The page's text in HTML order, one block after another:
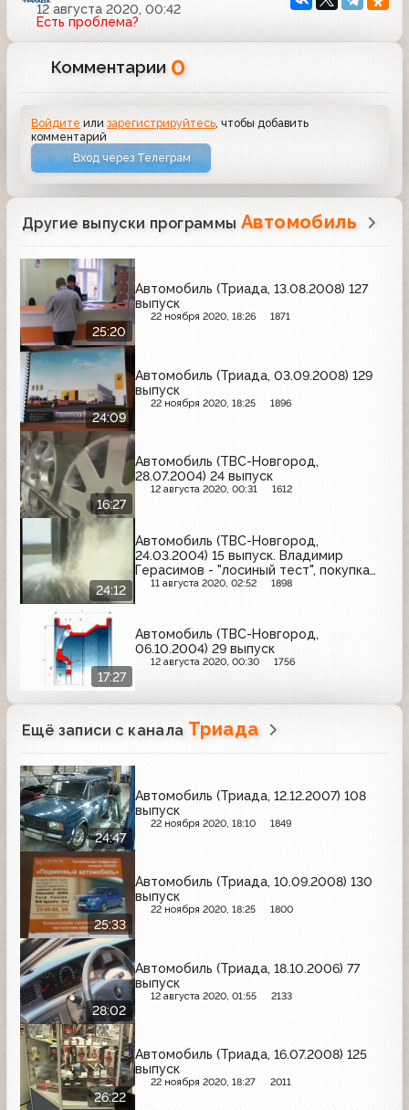
12 августа 2020, 00:42
Есть проблема?
Комментарии 0
Войдите илизарегистрируйтесь , чтобы добавить
комментарий
Вход через Телеграм
Другие выпуски программы Автомобиль
25:20
Автомобиль (Триада, 13.08.2008) 127
выпуск
22 ноября 2020, 18:26 1871
24:09
Автомобиль (Триада, 03.09.2008) 129
выпуск
22 ноября 2020, 18:25 1896
16:27
Автомобиль (ТВС-Новгород,
28.07.2004) 24 выпуск
12 августа 2020, 00:31 1612
24:12
Автомобиль (ТВС-Новгород,
24.03.2004) 15 выпуск. Владимир
Герасимов - "лосиный тест", покупка
отечественной летней резины и
11 августа 2020, 02:52 1898
17:27
Автомобиль (ТВС-Новгород,
06.10.2004) 29 выпуск
12 августа 2020, 00:30 1756
Ещё записи с канала Триада
24:47
Автомобиль (Триада, 12.12.2007) 108
выпуск
22 ноября 2020, 18:10 1849
25:33
Автомобиль (Триада, 10.09.2008) 130
выпуск
22 ноября 2020, 18:25 1800
28:02
Автомобиль (Триада, 18.10.2006) 77
выпуск
12 августа 2020, 01:55 2133
26:22
Автомобиль (Триада, 16.07.2008) 125
выпуск
22 ноября 2020, 18:27 2011